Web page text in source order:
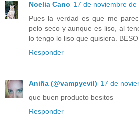
Noelia Cano 17 de noviembre
Pues la verdad es que me
pelo seco y aunque es liso, al
lo tengo lo liso que quisiera.
Responder
Aniña (@vampyevil) 17 de
que buen producto besitos
Responder